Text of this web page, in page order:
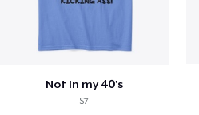
Not in my 40's
$7